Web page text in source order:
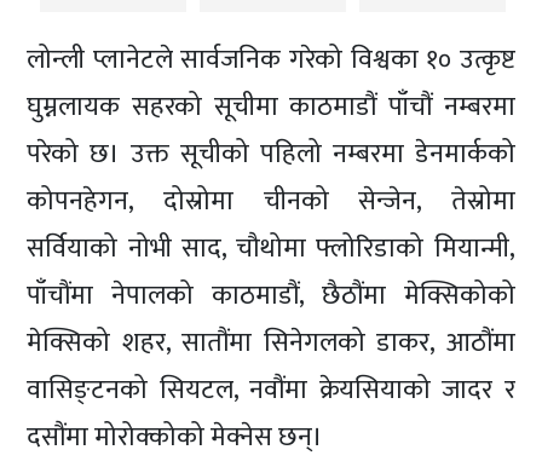
लोन्ली प्लानेटले सार्वजनिक गरेको विश्वका १० उत्कृष्ट
घुम्नलायक सहरको सूचीमा काठमाडौं पाँचौं नम्बरमा
परेको छ। उक्त सूचीको पहिलो नम्बरमा डेनमार्कको
कोपनहेगन, दोस्रोमा चीनको सेन्जेन, तेस्रोमा
सर्वियाको नोभी साद, चौथोमा फ्लोरिडाको मियान्मी,
पाँचौंमा नेपालको काठमाडौं, छैठौंमा मेक्सिकोको
मेक्सिको शहर, सातौंमा सिनेगलको डाकर, आठौंमा
वासिङ्टनको सियटल, नवौंमा क्रेयसियाको जादर र
दसौंमा मोरोक्कोको मेक्नेस छन्।